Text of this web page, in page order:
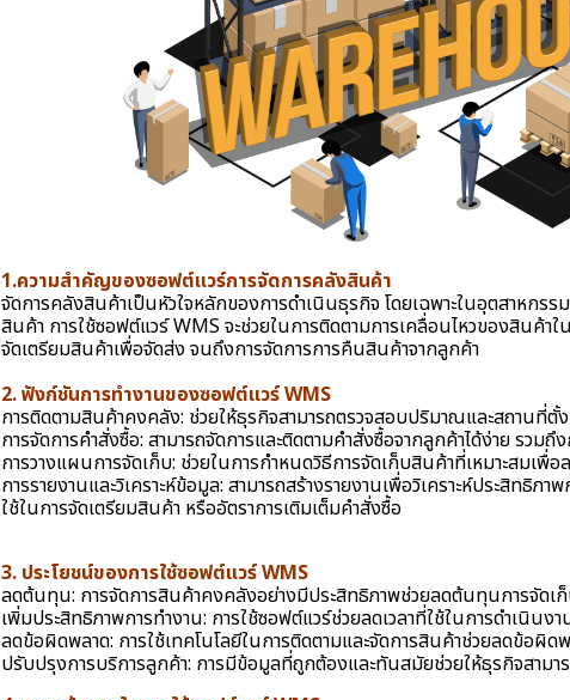
1.ความสำคัญของซอฟต์แวร์การจั
จัดการคลังสินค้าเป็นหัวใจหลักของการดำเนินธุรกิจ โดยเฉพาะในอุตสาหกร
สินค้า การใช้ซอฟต์แวร์ WMS จะช่วยในการติดตามการเคลื่อนไหวของสินค้า
จัดเตรียมสินค้าเพื่อจัดส่ง จนถึงการจัดการการคืนสินค้าจากลูกค้า
2. ฟังก์ชันการทำงานของซอฟต์แวร์ WMS
การติดตามสินค้าคงคลัง: ช่วยให้ธุรกิจสามารถตรวจสอบปริมาณและสถานที่
การจัดการคำสั่งซื้อ: สามารถจัดการและติดตามคำสั่งซื้อจากลูกค้าได้ง่าย รวม
การวางแผนการจัดเก็บ: ช่วยในการกำหนดวิธีการจัดเก็บสินค้าที่เหมาะสมเพื่อ
การรายงานและวิเคราะห์ข้อมูล: สามารถสร้างรายงานเพื่อวิเคราะห์ประสิทธิภาพ
ใช้ในการจัดเตรียมสินค้า หรืออัตราการเติมเต็มคำสั่งซื้อ
3. ประโยชน์ของการใช้ซอฟต์แวร์ WMS
ลดต้นทุน: การจัดการสินค้าคงคลังอย่างมีประสิทธิภาพช่วยลดต้นทุนการจัดเก็
เพิ่มประสิทธิภาพการทำงาน: การใช้ซอฟต์แวร์ช่วยลดเวลาที่ใช้ในการดำเนินง
ลดข้อผิดพลาด: การใช้เทคโนโลยีในการติดตามและจัดการสินค้าช่วยลดข้อผิ
ปรับปรุงการบริการลูกค้า: การมีข้อมูลที่ถูกต้องและทันสมัยช่วยให้ธุรกิจสามา